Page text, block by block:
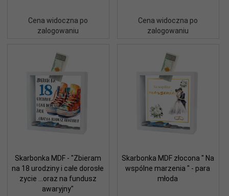
Cena widoczna po
zalogowaniu
Cena widoczna po
zalogowaniu
Skarbonka MDF - "Zbieram
na 18 urodziny i całe dorosłe
zycie ...oraz na fundusz
awaryjny"
Skarbonka MDF złocona " Na
wspólne marzenia " - para
młoda